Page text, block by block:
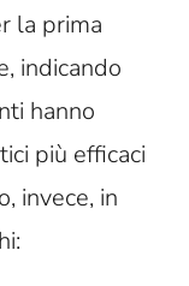
la prima
indicando
hanno
più efficaci
invece, in